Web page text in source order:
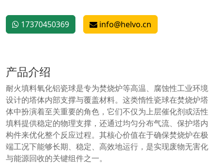
17370450369 info@helvo.cn
产品介绍
耐火填料氧化铝瓷球是专为焚烧炉等高温、腐蚀性工业环境
设计的塔体内部支撑与覆盖材料。这类惰性瓷球在焚烧炉塔
体中扮演着至关重要的角色，它们不仅为上层催化剂或活性
填料提供稳定的物理支撑，还通过均匀分布气流、保护塔内
构件来优化整个反应过程。其核心价值在于确保焚烧炉在极
端工况下能够长期、稳定、高效地运行，是实现废物无害化
与能源回收的关键组件之一。